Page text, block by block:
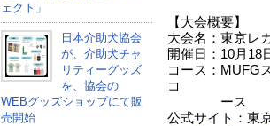
ェクト」
日本介助犬協会
が、介助犬チャ
リティーグッズ
を、協会の
WEBグッズショップにて販
売開始
【大会概要】
大会名：東京レ
開催日：10月18
コース：MUFG
コ
ース
公式サイト：東